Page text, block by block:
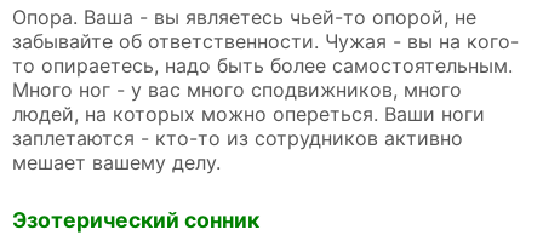
Опора. Ваша - вы являетесь чьей-то опорой, не
забывайте об ответственности. Чужая - вы на кого-
то опираетесь, надо быть более самостоятельным.
Много ног - у вас много сподвижников, много
людей, на которых можно опереться. Ваши ноги
заплетаются - кто-то из сотрудников активно
мешает вашему делу.
Эзотерический сонник